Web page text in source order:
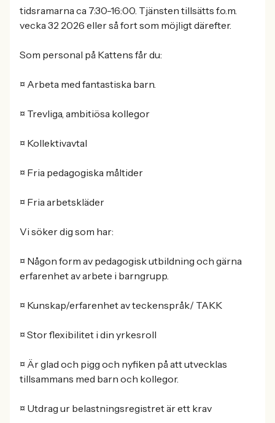
tidsramarna ca 7:30-16:00. Tjänsten tillsätts f.o.m.
vecka 32 2026 eller så fort som möjligt därefter.
Som personal på Kattens får du:
¤ Arbeta med fantastiska barn.
¤ Trevliga, ambitiösa kollegor
¤ Kollektivavtal
¤ Fria pedagogiska måltider
¤ Fria arbetskläder
Vi söker dig som har:
¤ Någon form av pedagogisk utbildning och gärna
erfarenhet av arbete i barngrupp.
¤ Kunskap/erfarenhet av teckenspråk/ TAKK
¤ Stor flexibilitet i din yrkesroll
¤ Är glad och pigg och nyfiken på att utvecklas
tillsammans med barn och kollegor.
¤ Utdrag ur belastningsregistret är ett krav